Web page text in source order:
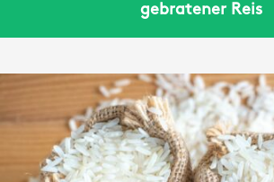
gebratener Reis